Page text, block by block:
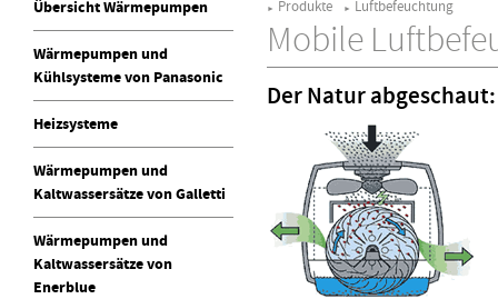
Übersicht Wärmepumpen
Wärmepumpen und
Kühlsysteme von Panasonic
Heizsysteme
Wärmepumpen und
Kaltwassersätze von Galletti
Wärmepumpen und
Kaltwassersätze von
Enerblue
► Produkte ► Luftbefeuchtung
Mobile
Der Natur